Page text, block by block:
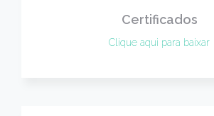
Certificados
Clique aqui para baixar